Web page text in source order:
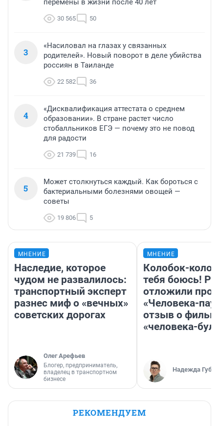
перемены в жизни после 40 лет
30 565 50
3
«Насиловал на глазах у связанных
родителей». Новый поворот в деле убийства
россиян в Таиланде
22 582 36
4
«Дисквалификация аттестата о среднем
образовании». В стране растет число
стобалльников ЕГЭ — почему это не повод
для радости
21 739 16
5
Может столкнуться каждый. Как бороться с
бактериальными болезнями овощей —
советы
19 806 5
МНЕНИЕ
Наследие, которое
чудом не развалилось:
транспортный эксперт
разнес миф о «вечных»
советских дорогах
Олег Арефьев
Блогер, предприниматель,
владелец в транспортном
бизнесе
МНЕНИЕ
Колобок-
тебя боюсь!
отложили
«Человека-
отзыв о
«человека-
Надежда
РЕКОМЕНДУЕМ